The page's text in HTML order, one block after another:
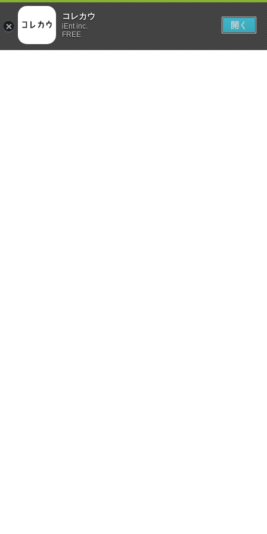
コレカウ
iEnt inc.
FREE
開く